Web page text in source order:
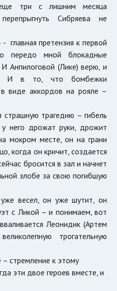
три с лишним месяца
Сибряева не
главная претензия к первой
мной блокадные
Анпилоговой (Лике) верю, и
И в то, что бомбежки
виде аккордов на рояле –
трагедию – гибель
него дрожат руки, дрожит
мокром месте, он на грани
когда он кричит, создается
бросится в зал и начнет
злобе за свою погибшую
весел, он уже шутит, он
с Ликой – и понимаем, вот
Леонидик (Артем
трогательную
стремление к этому
эти двое героев вместе, и